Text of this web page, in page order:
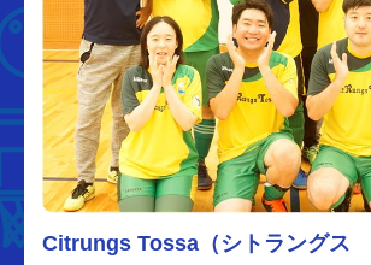
Citrungs Tossa（シトラングス